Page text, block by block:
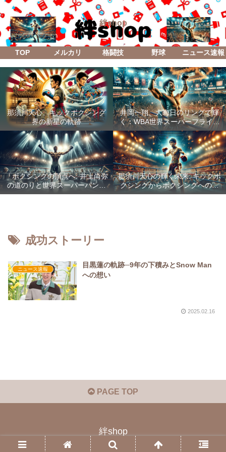
絆shop
TOP メルカリ 格闘技 野球 ニュース速報
那須川天心、キックボクシング
界の新星の軌跡
井岡一翔、大晦日のリングで輝
く：WBA世界スーパーフライ級
防衛戦「Lifetime Boxing Fights
18」
「ボクシングの頂点へ: 井上尚弥
の道のりと世界スーパーバンタ
ム級統一戦の全貌」
那須川天心の輝く未来: キックボ
クシングからボクシングへの成
功した転身
成功ストーリー
ニュース速報
目黒蓮の軌跡─9年の下積みとSnow Man
への想い
2025.02.16
PAGE TOP
絆shop
© 2023 絆shop.